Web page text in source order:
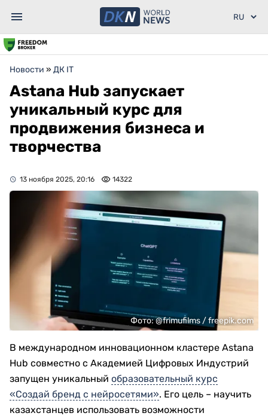
Новости » ДК IT
Astana Hub запускает
уникальный курс для
продвижения бизнеса и
творчества
13 ноября 2025, 20:16 14322
Фото: @frimufilms / freepik.com
В международном инновационном кластере Astana
Hub совместно с Академией Цифровых Индустрий
запущен уникальный образовательный курс
«Создай бренд с нейросетями». Его цель – научить
казахстанцев использовать возможности